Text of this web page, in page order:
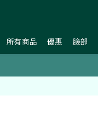
所有商品 優惠 臉部